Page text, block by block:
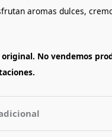
aromas dulces,
original. No vendemos